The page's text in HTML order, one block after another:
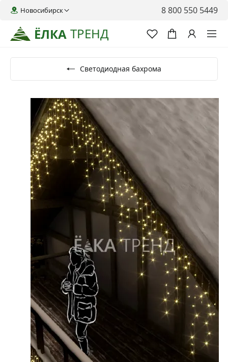
ЁЛКА ТРЕНД
Новосибирск 8 800 550 5449
Светодиодная бахрома